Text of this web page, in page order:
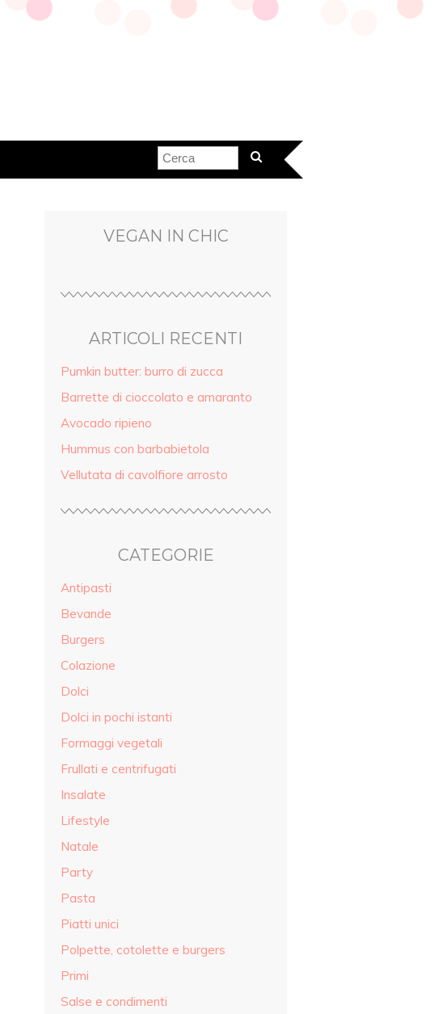
VEGAN IN CHIC
ARTICOLI RECENTI
Pumkin butter: burro di zucca
Barrette di cioccolato e amaranto
Avocado ripieno
Hummus con barbabietola
Vellutata di cavolfiore arrosto
CATEGORIE
Antipasti
Bevande
Burgers
Colazione
Dolci
Dolci in pochi istanti
Formaggi vegetali
Frullati e centrifugati
Insalate
Lifestyle
Natale
Party
Pasta
Piatti unici
Polpette, cotolette e burgers
Primi
Salse e condimenti